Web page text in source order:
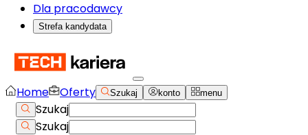
Dla pracodawcy
Strefa kandydata
Home Oferty Szukaj konto menu
Szukaj
Szukaj